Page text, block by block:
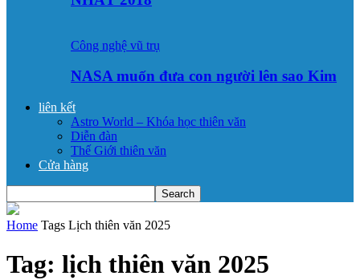
Công nghệ vũ trụ
NASA muốn đưa con người lên sao Kim
liên kết
Astro World – Khóa học thiên văn
Diễn đàn
Thế Giới thiên văn
Cửa hàng
Home Tags Lịch thiên văn 2025
Tag: lịch thiên văn 2025